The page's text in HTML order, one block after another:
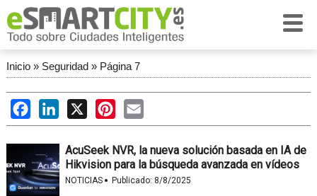
Inicio» Seguridad» Página 7
FacebookLinkedIn
X PinterestEmail
AcuSeek NVR, la nueva solución basada en IA de
Hikvision para la búsqueda avanzada en vídeos
NOTICIAS · Publicado: 8/8/2025